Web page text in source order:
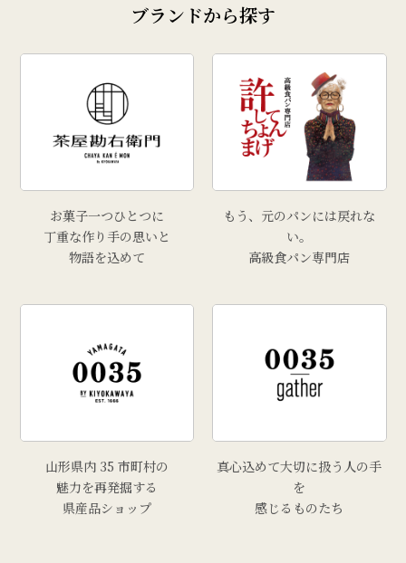
ブランドから探す
お菓子一つひとつに
丁重な作り手の思いと
物語を込めて
もう、元のパンには戻れな
い。
高級食パン専門店
山形県内 35 市町村の
魅力を再発掘する
県産品ショップ
真心込めて大切に扱う人の手
を
感じるものたち